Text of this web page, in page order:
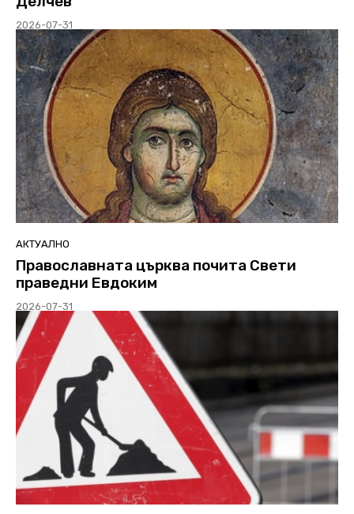
2026-07-31
АКТУАЛНО
Православната църква почита Свети
праведни Евдоким
2026-07-31